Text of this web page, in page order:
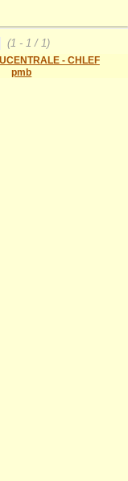
(1 - 1 / 1)
- CHLEF
pmb